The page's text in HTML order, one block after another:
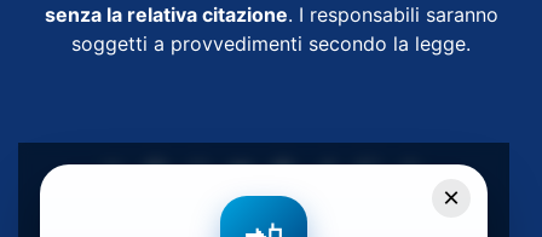
senza la relativa citazione. I responsabili saranno
soggetti a provvedimenti secondo la legge.
×
Powered by SpheraHouse